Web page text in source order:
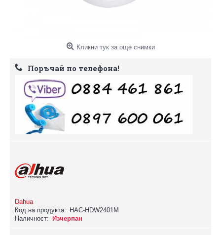
Кликни тук за още снимки
Поръчай по телефона!
Dahua
Код на продукта:
HAC-HDW2401М
Наличност:
Изчерпан